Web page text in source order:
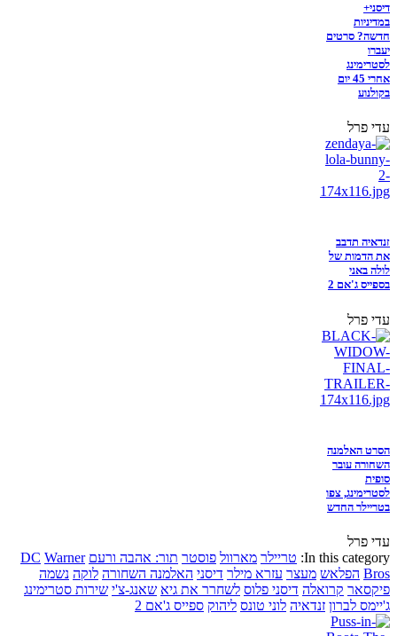
דיסני+
במדיניות
חדשה? סרטים
יעברו
לסטרימינג
אחרי 45 יום
בקולנוע
עדי פרל
זנדאיה תדבב
את הדמות של
לולה באני
בספייס ג'אם 2
עדי פרל
הסרט האלמנה
השחורה עובר
סופית
לסטרימינג, צפו
בטריילר החדש
עדי פרל
In this category: טריילר מארוול פוסטר תור: אהבה ורעם DC Warner
Bros הפלאש מעצר עזרא מילר דיסני האלמנה השחורה לוקה נשמה
פיקסאר קרואלה דיסני פלוס לשחרר את גיא שאנג-צ'י שירות סטרימינג
ג'יימס לברון זנדאיה לוני טונס ליהוק ספייס ג'אם 2